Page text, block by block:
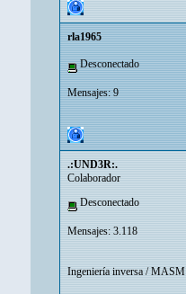
rla1965
Desconectado
Mensajes: 9
.:UND3R:.
Colaborador
Desconectado
Mensajes: 3.118
Ingeniería inversa / MASM